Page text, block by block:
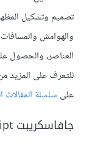
تصميم وتشكيل
والهوامش
العناصر، والحصول
للتعرف على المزيد
على سلسلة المقالات
جافاسكريبت JavaScript